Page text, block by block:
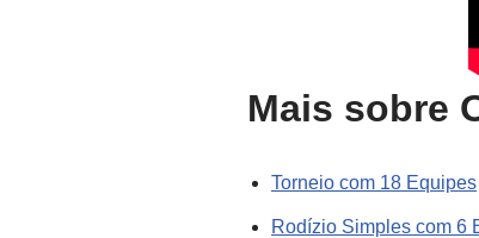
Mais sobre
Torneio com 18 Equipes
Rodízio Simples com 6